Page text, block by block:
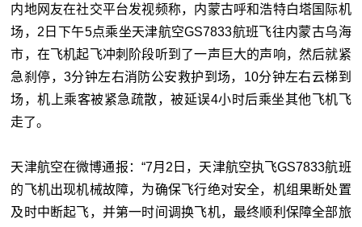
内地网友在社交平台发视频称，内蒙古呼和浩特白塔国际机
场，2日下午5点乘坐天津航空GS7833航班飞往内蒙古乌海
市，在飞机起飞冲刺阶段听到了一声巨大的声响，然后就紧
急刹停，3分钟左右消防公安救护到场，10分钟左右云梯到
场，机上乘客被紧急疏散，被延误4小时后乘坐其他飞机飞
走了。
天津航空在微博通报：“7月2日，天津航空执飞GS7833航班
的飞机出现机械故障，为确保飞行绝对安全，机组果断处置
及时中断起飞，并第一时间调换飞机，最终顺利保障全部旅